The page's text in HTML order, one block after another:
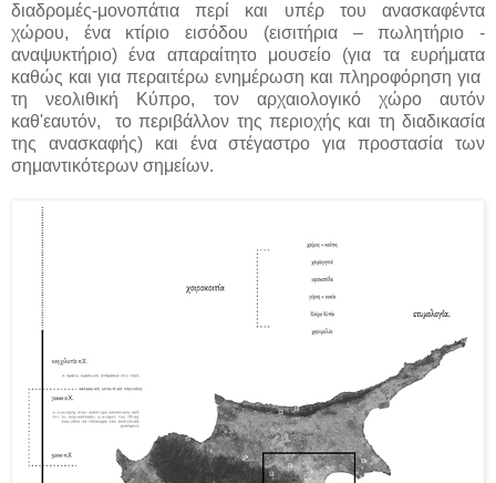
διαδρομές-μονοπάτια περί και υπέρ του ανασκαφέντα
χώρου, ένα κτίριο εισόδου (εισιτήρια – πωλητήριο -
αναψυκτήριο) ένα απαραίτητο μουσείο (για τα ευρήματα
καθώς και για περαιτέρω ενημέρωση και πληροφόρηση για
τη νεολιθική Κύπρο, τον αρχαιολογικό χώρο αυτόν
καθ'εαυτόν, το περιβάλλον της περιοχής και τη διαδικασία
της ανασκαφής) και ένα στέγαστρο για προστασία των
σημαντικότερων σημείων.